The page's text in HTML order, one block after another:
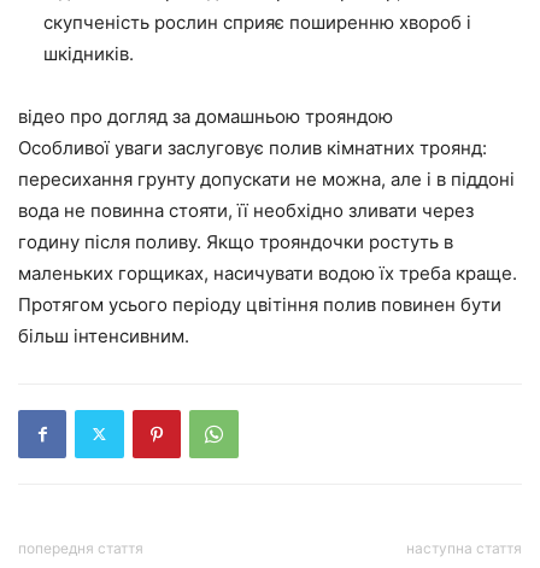
скупченість рослин сприяє поширенню хвороб і
шкідників.
відео про догляд за домашньою трояндою
Особливої уваги заслуговує полив кімнатних троянд:
пересихання грунту допускати не можна, але і в піддоні
вода не повинна стояти, її необхідно зливати через
годину після поливу. Якщо трояндочки ростуть в
маленьких горщиках, насичувати водою їх треба краще.
Протягом усього періоду цвітіння полив повинен бути
більш інтенсивним.
попередня стаття наступна стаття